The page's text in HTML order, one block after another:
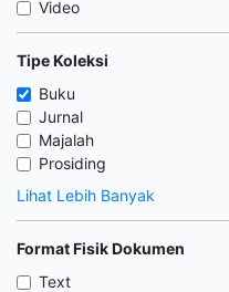
Video
Tipe Koleksi
Buku
Jurnal
Majalah
Prosiding
Lihat Lebih Banyak
Format Fisik Dokumen
Text